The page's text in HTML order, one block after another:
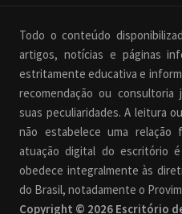
Todo o conteúdo
artigos, notícias e páginas
estritamente educativa e
recomendação ou consultoria
suas peculiaridades. A leitura
não estabelece uma relação
atuação digital do escritório
obedece integralmente às
do Brasil, notadamente o
Copyright © 2026 Escritório